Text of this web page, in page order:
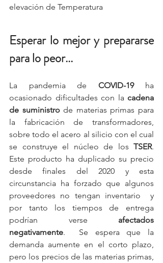
elevación de Temperatura
Esperar lo mejor y prepararse
para lo peor...
La pandemia de COVID-19 ha
ocasionado dificultades con la cadena
de suministro de materias primas para
la fabricación de transformadores,
sobre todo el acero al silicio con el cual
se construye el núcleo de los TSER.
Este producto ha duplicado su precio
desde finales del 2020 y esta
circunstancia ha forzado que algunos
proveedores no tengan inventario  y
por tanto los tiempos de entrega
podrían verse afectados
negativamente.  Se espera que la
demanda aumente en el corto plazo,
pero los precios de las materias primas,